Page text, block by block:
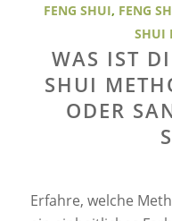
FENG SHUI, FENG
SHUI
WAS IST
SHUI
ODER
Erfahre, welche